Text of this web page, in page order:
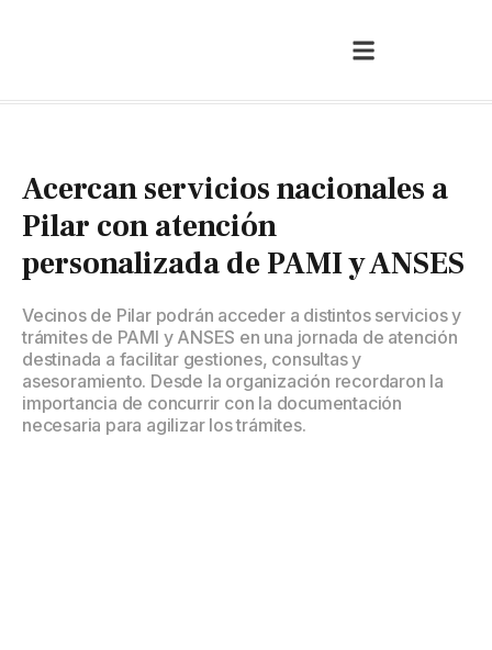
Acercan servicios nacionales a
Pilar con atención
personalizada de PAMI y ANSES
Vecinos de Pilar podrán acceder a distintos servicios y
trámites de PAMI y ANSES en una jornada de atención
destinada a facilitar gestiones, consultas y
asesoramiento. Desde la organización recordaron la
importancia de concurrir con la documentación
necesaria para agilizar los trámites.